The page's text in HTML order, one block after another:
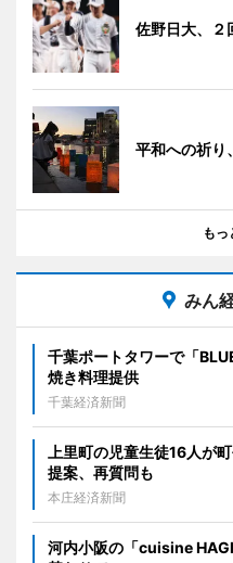
佐野日大、
平和への祈り
もっ
みん
千葉ポートタワーで「
焼き料理提供
千葉経済新聞
上里町の児童生徒16人が
提案、再質問も
本庄経済新聞
河内小阪の「cuisine